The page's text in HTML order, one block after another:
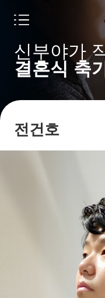
신부야가
결혼식 축
전건호